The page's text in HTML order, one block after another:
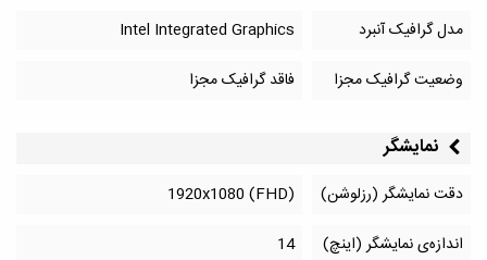
مدل گرافیک آنبرد
Intel Integrated Graphics
وضعیت گرافیک مجزا
فاقد گرافیک مجزا
نمایشگر
دقت نمایشگر (رزلوشن)
1920x1080 (FHD)
اندازه‌ی نمایشگر (اینچ)
14